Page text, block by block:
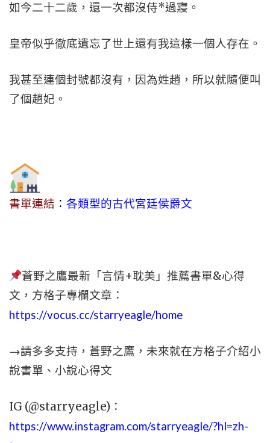
如今二十二歲，還一次都沒侍*過寢。
皇帝似乎徹底遺忘了世上還有我這樣一個人存在。
我甚至連個封號都沒有，因為姓趙，所以就隨便叫
了個趙妃。
書單連結 ： 各類型的古代宮廷侯爵文
蒼野之鷹最新「言情+耽美」推薦書單&心得
文，方格子專欄文章：
https://vocus.cc/starryeagle/home
→請多多支持，蒼野之鷹，未來就在方格子介紹小
說書單、小說心得文
IG (@starryeagle)：
https://www.instagram.com/starryeagle/?hl=zh-